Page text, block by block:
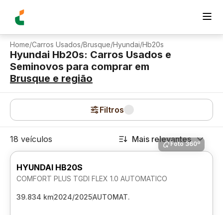
Home/Carros Usados/Brusque/Hyundai/Hb20s
Hyundai Hb20s: Carros Usados e
Seminovos para comprar em
Brusque e região
Filtros
18 veículos Mais relevantes
Foto 360º
HYUNDAI HB20S
COMFORT PLUS TGDI FLEX 1.0 AUTOMATICO
39.834 km2024/2025AUTOMAT.